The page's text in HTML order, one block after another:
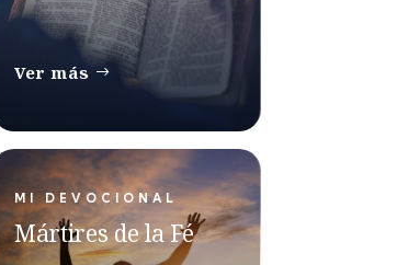
Ver más
MI DEVOCIONAL
Mártires de la Fé